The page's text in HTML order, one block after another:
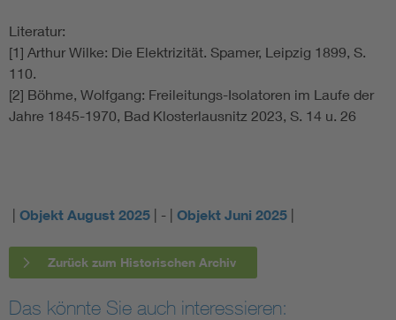
Literatur:
[1] Arthur Wilke: Die Elektrizität. Spamer, Leipzig 1899, S.
110.
[2] Böhme, Wolfgang: Freileitungs-Isolatoren im Laufe der
Jahre 1845-1970, Bad Klosterlausnitz 2023, S. 14 u. 26
| Objekt August 2025 | - | Objekt Juni 2025 |
Zurück zum Historischen Archiv
Das könnte Sie auch interessieren: